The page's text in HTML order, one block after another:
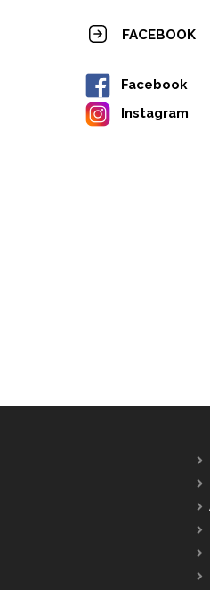
FACEBOOK
Facebook
Instagram